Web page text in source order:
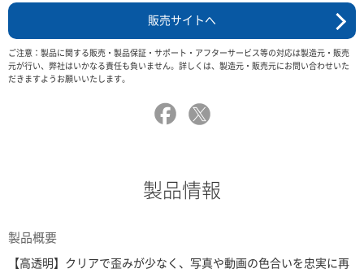
販売サイトへ
ご注意：製品に関する販売・製品保証・サポート・アフターサービス等の対応は製造元・販売
元が行い、弊社はいかなる責任も負いません。詳しくは、製造元・販売元にお問い合わせいた
だきますようお願いいたします。
製品情報
製品概要
【高透明】クリアで歪みが少なく、写真や動画の色合いを忠実に再